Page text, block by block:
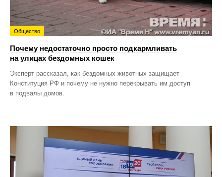
Общество
Почему недостаточно просто подкармливать
на улицах бездомных кошек
Эксперт рассказал, как бездомных животных защищает
Конституция РФ и почему не нужно перекрывать им доступ
в подвалы домов.